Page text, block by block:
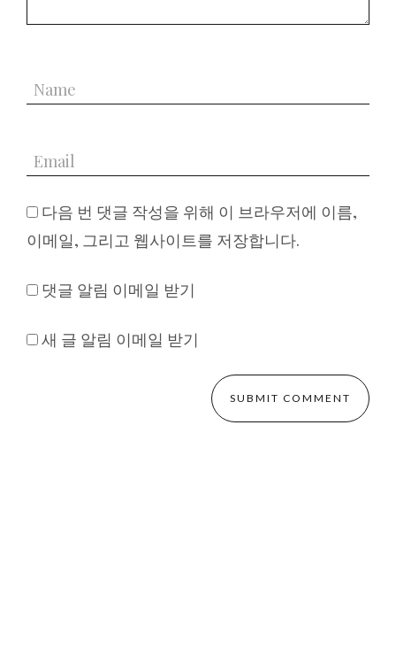
다음 번 댓글 작성을 위해 이 브라우저에 이름,
이메일, 그리고 웹사이트를 저장합니다.
댓글 알림 이메일 받기
새 글 알림 이메일 받기